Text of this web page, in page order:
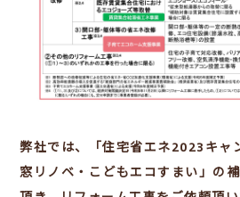
弊社では、「住宅省エネ2023キャ
窓リノベ・こどもエコすまい」の